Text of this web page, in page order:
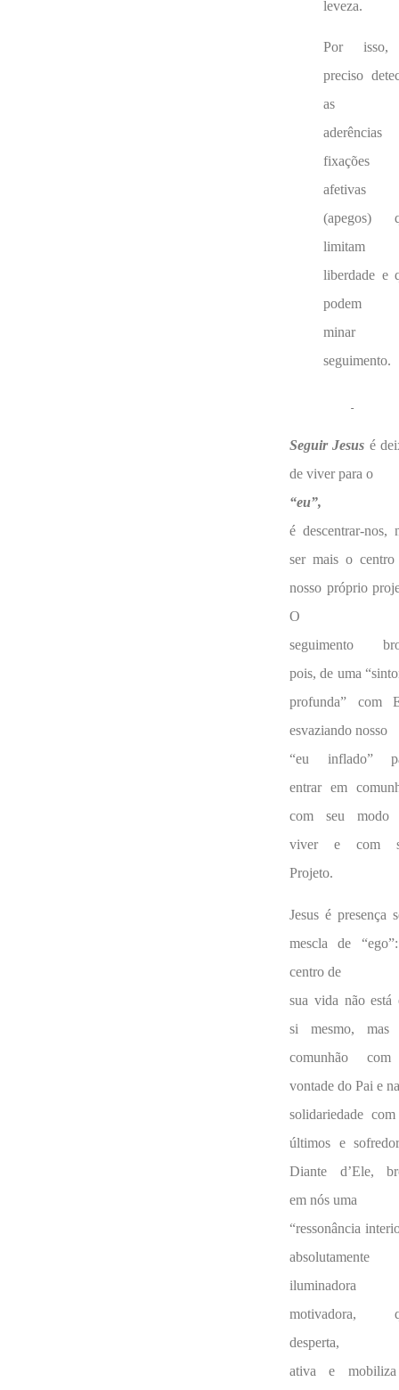
leveza.
Por
preciso
as
fixações
afetivas
(apegos)
limitam
liberdade e
podem
minar
seguimento.
Seguir Jesus é
de viver para o
“eu”,
é descentrar-nos,
ser mais o centro
nosso próprio
O
seguimento
pois, de uma
profunda” com
esvaziando nosso
“eu inflado”
entrar em
com seu modo
viver e com
Projeto.
Jesus é presença
mescla de
centro de
sua vida não está
si mesmo, mas
comunhão
vontade do Pai e
solidariedade
últimos e
Diante d’Ele,
em nós uma
“ressonância
absolutamente
motivadora,
desperta,
ativa e